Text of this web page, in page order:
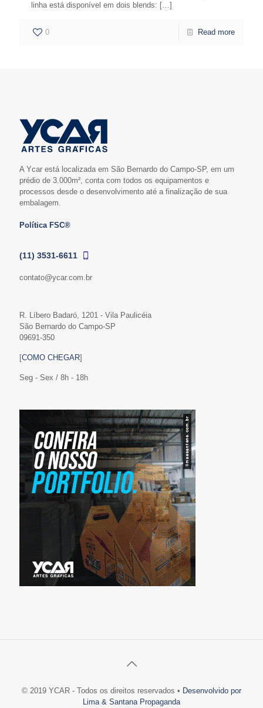
linha está disponível em dois blends: […]
0 Read more
A Ycar está localizada em São Bernardo do Campo-SP, em um
prédio de 3.000m², conta com todos os equipamentos e
processos desde o desenvolvimento até a finalização de sua
embalagem.
Política FSC®
(11) 3531-6611
contato@ycar.com.br
R. Líbero Badaró, 1201 - Vila Paulicéia
São Bernardo do Campo-SP
09691-350
[COMO CHEGAR]
Seg - Sex / 8h - 18h
© 2019 YCAR - Todos os direitos reservados • Desenvolvido por
Lima & Santana Propaganda